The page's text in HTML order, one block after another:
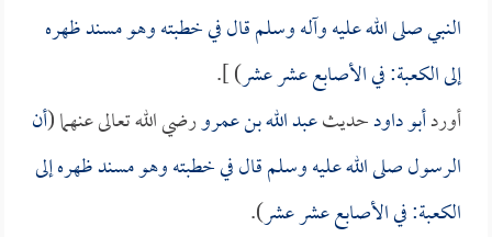
النبي صلى الله عليه وآله وسلم قال في خطبته وهو مسند ظهره
إلى الكعبة: في الأصابع عشر عشر) ].
أوردأبو داودحديثعبد الله بن عمرورضي الله تعالى عنهما (أن
الرسول صلى الله عليه وسلم قال في خطبته وهو مسند ظهره إلى
الكعبة: في الأصابع عشر عشر).